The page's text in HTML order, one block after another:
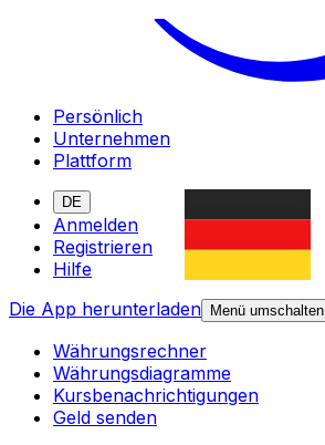
Persönlich
Unternehmen
Plattform
DE
Anmelden
Registrieren
Hilfe
Die App herunterladen
Menü umschalten
Währungsrechner
Währungsdiagramme
Kursbenachrichtigungen
Geld senden